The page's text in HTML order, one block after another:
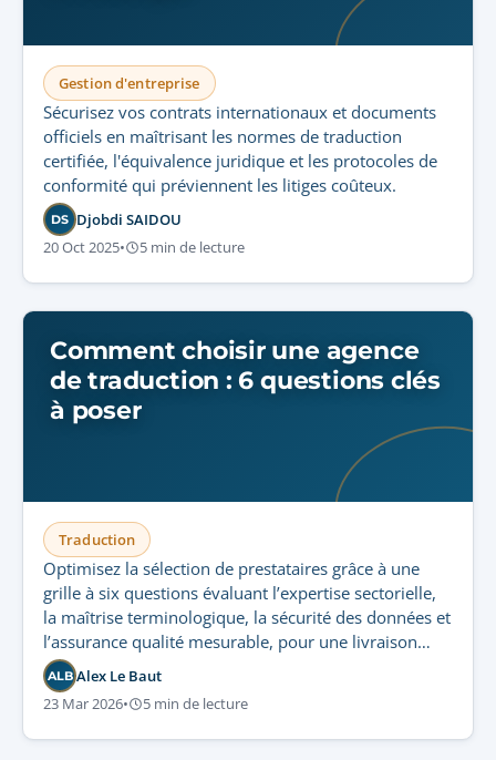
Gestion d'entreprise
Sécurisez vos contrats internationaux et documents
officiels en maîtrisant les normes de traduction
certifiée, l'équivalence juridique et les protocoles de
conformité qui préviennent les litiges coûteux.
DS Djobdi SAIDOU
20 Oct 2025• 5 min de lecture
Comment choisir une agence
de traduction : 6 questions clés
à poser
Traduction
Optimisez la sélection de prestataires grâce à une
grille à six questions évaluant l’expertise sectorielle,
la maîtrise terminologique, la sécurité des données et
l’assurance qualité mesurable, pour une livraison
multilingue conforme et évolutive.
ALB Alex Le Baut
23 Mar 2026• 5 min de lecture